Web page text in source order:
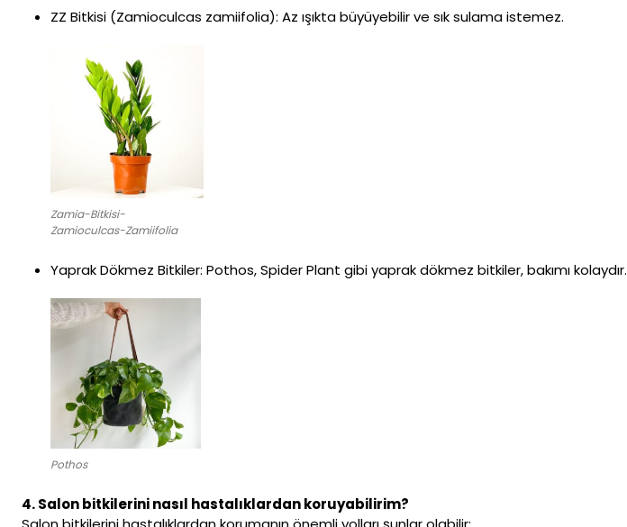
ZZ Bitkisi (Zamioculcas zamiifolia): Az ışıkta büyüyebilir ve sık sulama istemez.
Zamia-Bitkisi-
Zamioculcas-Zamiifolia
Yaprak Dökmez Bitkiler: Pothos, Spider Plant gibi yaprak dökmez bitkiler, bakımı kolaydır.
Pothos
4. Salon bitkilerini nasıl hastalıklardan koruyabilirim?